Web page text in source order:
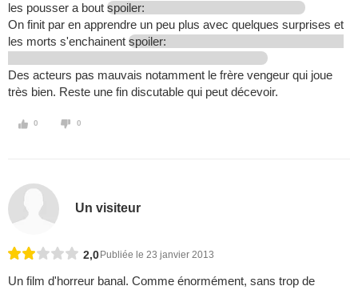
les pousser a bout spoiler:
On finit par en apprendre un peu plus avec quelques surprises et
les morts s'enchainent spoiler:
Des acteurs pas mauvais notamment le frère vengeur qui joue
très bien. Reste une fin discutable qui peut décevoir.
0 0
Un visiteur
2,0 Publiée le 23 janvier 2013
Un film d'horreur banal. Comme énormément, sans trop de